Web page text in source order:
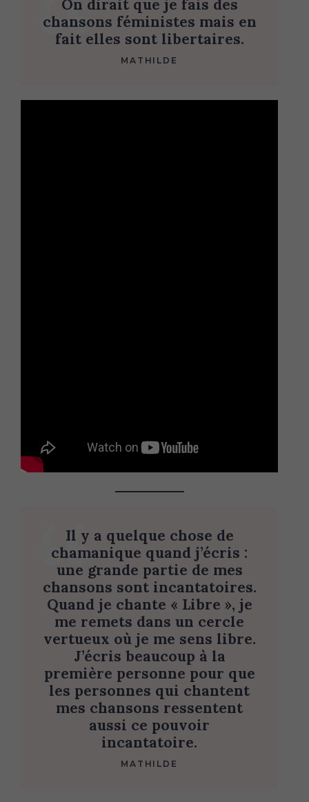
On dirait que je fais des
chansons féministes mais en
fait elles sont libertaires.
MATHILDE
Il y a quelque chose de
chamanique quand j’écris :
une grande partie de mes
chansons sont incantatoires.
Quand je chante « Libre », je
me remets dans un cercle
vertueux où je me sens libre.
J’écris beaucoup à la
première personne pour que
les personnes qui chantent
mes chansons ressentent
aussi ce pouvoir
incantatoire.
MATHILDE